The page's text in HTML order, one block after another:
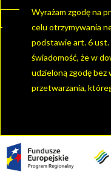
Wyrażam zgodę na
celu otrzymywania
podstawie art. 6 ust.
świadomość, że w
udzieloną zgodę bez
przetwarzania,